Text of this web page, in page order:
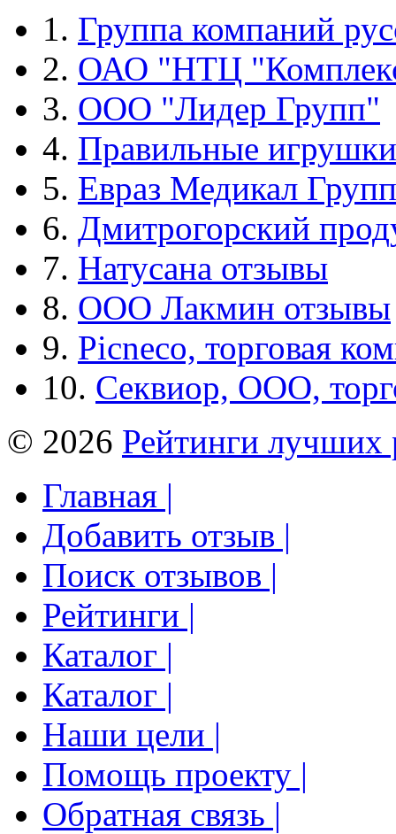
1. Группа компаний
2. ОАО "НТЦ
3. ООО "Лидер Групп"
4. Правильные игрушки
5. Евраз Медикал Групп
6. Дмитрогорский
7. Натусана отзывы
8. ООО Лакмин отзывы
9. Picneco, торговая
10. Секвиор, ООО,
© 2026 Рейтинги лучших
Главная |
Добавить отзыв |
Поиск отзывов |
Рейтинги |
Каталог |
Каталог |
Наши цели |
Помощь проекту |
Обратная связь |